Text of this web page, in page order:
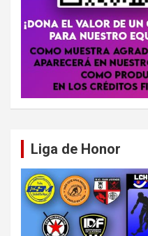
Liga de Honor